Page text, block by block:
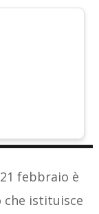
febbraio è
istituisce